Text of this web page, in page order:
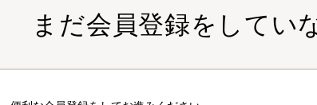
まだ会員登録をしてい